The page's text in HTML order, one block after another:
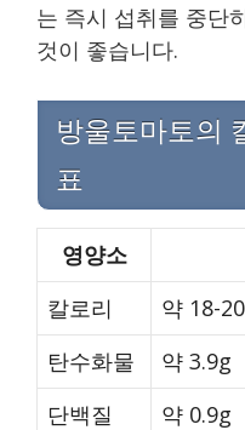
는 즉시 섭취를 중단
것이 좋습니다.
방울토마토의
표
영양소
칼로리
약 18-
탄수화물
약 3.9g
단백질
약 0.9g